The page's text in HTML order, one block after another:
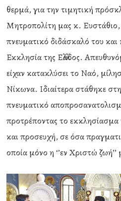
θερμά, για την τιμητική
Μητροπολίτη μας κ. Ευστάθιο,
πνευματικό διδάσκαλό του
Εκκλησία της Ελλάδος.
είχαν κατακλύσει το Ναό,
Νίκωνα. Ιδιαίτερα στάθηκε
πνευματικό
προτρέποντας το
και προσευχή, σε όσα
οποία μόνο η ‘’εν Χριστώ